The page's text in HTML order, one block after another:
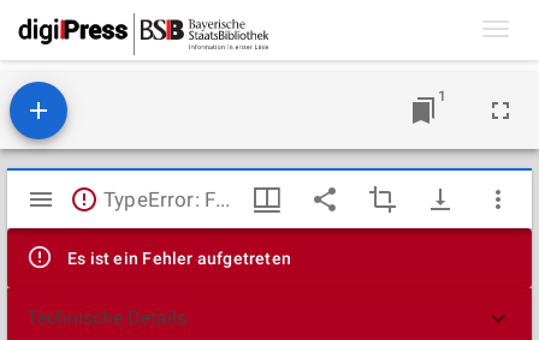
1
Mirador
Viewer
TypeError: Failed to fetch
Es ist ein Fehler aufgetreten
Technische Details